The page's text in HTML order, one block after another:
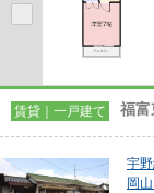
賃貸｜一戸建て 福富
宇
岡